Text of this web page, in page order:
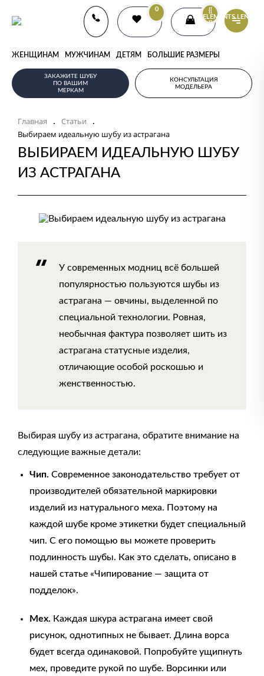
0
{{
ELEMENTS.LENGTH
}}
ЖЕНЩИНАМ МУЖЧИНАМ ДЕТЯМ БОЛЬШИЕ РАЗМЕРЫ
ЗАКАЖИТЕ ШУБУ
ПО ВАШИМ
МЕРКАМ
КОНСУЛЬТАЦИЯ
МОДЕЛЬЕРА
Главная . Статьи .
Выбираем идеальную шубу из астрагана
ВЫБИРАЕМ ИДЕАЛЬНУЮ ШУБУ
ИЗ АСТРАГАНА
У современных модниц всё большей
популярностью пользуются шубы из
астрагана — овчины, выделенной по
специальной технологии. Ровная,
необычная фактура позволяет шить из
астрагана статусные изделия,
отличающие особой роскошью и
женственностью.
Выбирая шубу из астрагана, обратите внимание на
следующие важные детали:
Чип. Современное законодательство требует от
производителей обязательной маркировки
изделий из натурального меха. Поэтому на
каждой шубе кроме этикетки будет специальный
чип. С его помощью вы можете проверить
подлинность шубы. Как это сделать, описано в
нашей статье «Чипирование — защита от
подделок».
Мех. Каждая шкура астрагана имеет свой
рисунок, однотипных не бывает. Длина ворса
будет всегда одинаковой. Попробуйте ущипнуть
мех, проведите рукой по шубе. Ворсинки или